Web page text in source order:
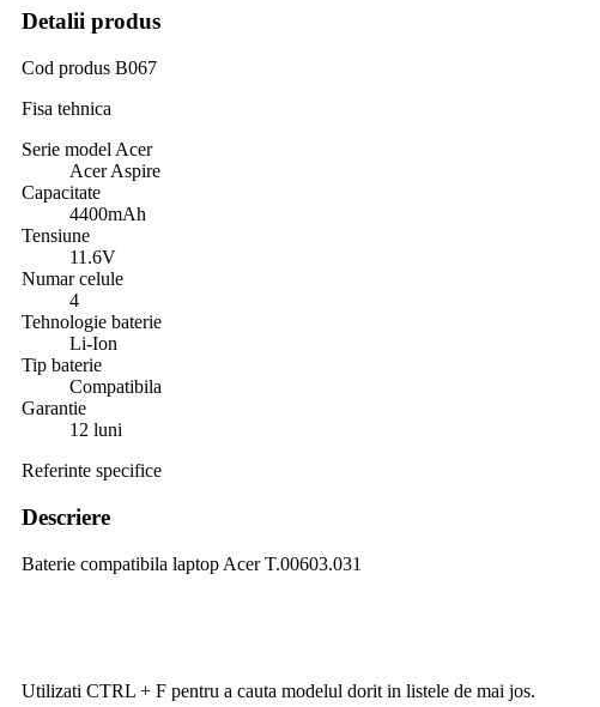
Detalii produs
Cod produs B067
Fisa tehnica
Serie model Acer
Acer Aspire
Capacitate
4400mAh
Tensiune
11.6V
Numar celule
4
Tehnologie baterie
Li-Ion
Tip baterie
Compatibila
Garantie
12 luni
Referinte specifice
Descriere
Baterie compatibila laptop Acer T.00603.031
Utilizati CTRL + F pentru a cauta modelul dorit in listele de mai jos.